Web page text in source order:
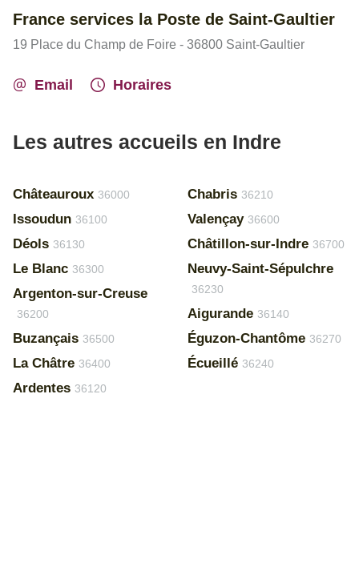
France services la Poste de Saint-Gaultier
19 Place du Champ de Foire - 36800 Saint-Gaultier
Email Horaires
Les autres accueils en Indre
Châteauroux 36000
Issoudun 36100
Déols 36130
Le Blanc 36300
Argenton-sur-Creuse
36200
Buzançais 36500
La Châtre 36400
Ardentes 36120
Chabris 36210
Valençay 36600
Châtillon-sur-Indre 36700
Neuvy-Saint-Sépulchre
36230
Aigurande 36140
Éguzon-Chantôme 36270
Écueillé 36240